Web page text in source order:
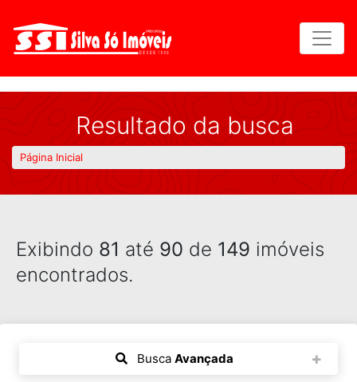
Resultado da busca
Página Inicial
Exibindo 81 até 90 de 149 imóveis
encontrados.
Busca Avançada